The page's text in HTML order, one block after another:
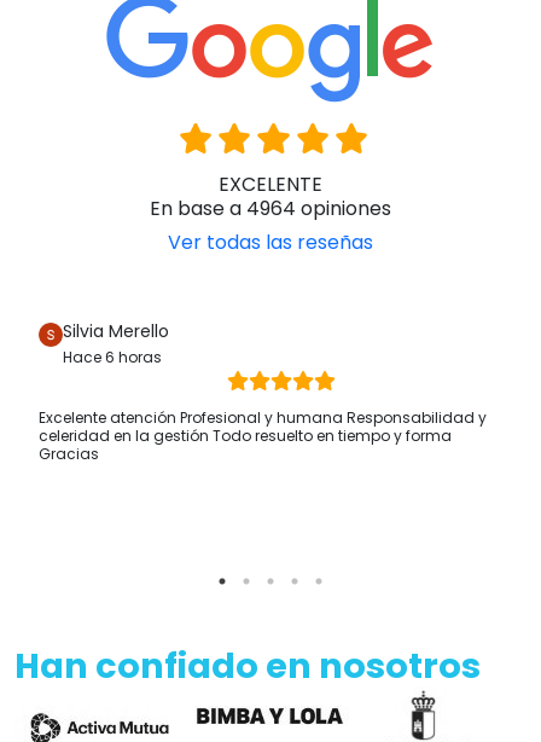
EXCELENTE
En base a 4964 opiniones
Ver todas las reseñas
Silvia Merello
Hace 6 horas
Excelente atención Profesional y humana Responsabilidad y
celeridad en la gestión Todo resuelto en tiempo y forma
Gracias
Han confiado en nosotros